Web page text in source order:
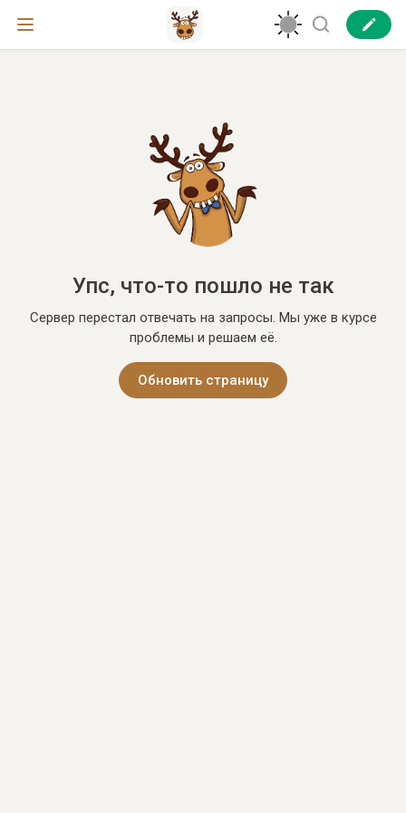
Упс, что-то пошло не так
Сервер перестал отвечать на запросы. Мы уже в курсе
проблемы и решаем её.
Обновить страницу